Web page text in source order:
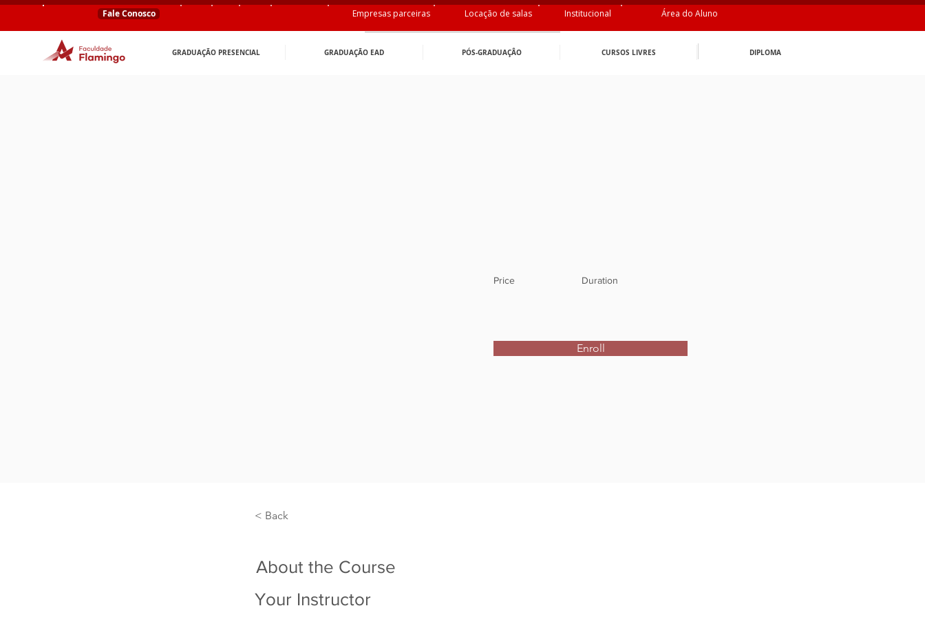
Fale Conosco Locação de salas Institucional
Empresas parceiras Área do Aluno
GRADUAÇÃO PRESENCIAL GRADUAÇÃO EAD PÓS-GRADUAÇÂO CURSOS LIVRES DIPLOMA
Price Duration
Enroll
< Back
About the Course
Your Instructor